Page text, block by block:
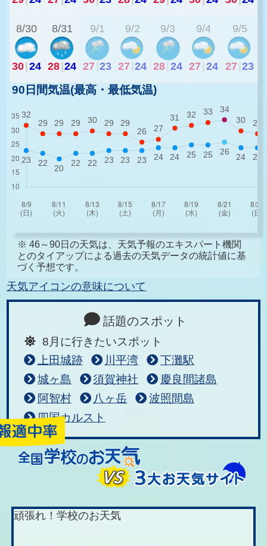
8/30
30|24
8/31
28|24
9/1
27 23
9/2
27 24
9/3
28 24
9/4
27 24
9/5
27 23
90日間気温(最高・最低気温)
※ 46～90日の天気は、天気予報のエキスパート機関
とのタイアップによる過去の天気データの統計値に基
づく予想です。
天気アイコンの意味について
話題のスポット
8月に行きたいスポット
上田城跡
川平湾
下灘駅
城ヶ島
須賀神社
慶良間諸島
阿智村
八ヶ岳
波照間島
四国カルスト
頑張れ！学校のお天気